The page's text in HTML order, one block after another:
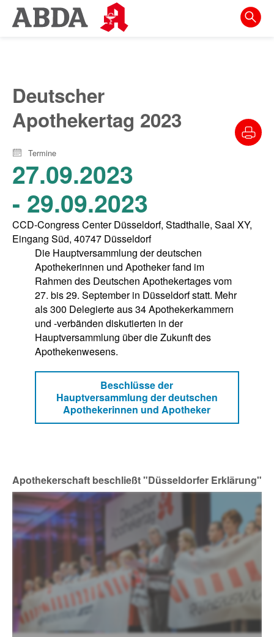
Springe
direkt
zur
Meta-
Navigation
zum
Inhalt
zur
Suche
Deutscher
Apothekertag 2023
Termine
27.09.2023
- 29.09.2023
CCD-Congress Center Düsseldorf, Stadthalle, Saal XY,
Eingang Süd, 40747 Düsseldorf
Die Hauptversammlung der deutschen
Apothekerinnen und Apotheker fand im
Rahmen des Deutschen Apothekertages vom
27. bis 29. September in Düsseldorf statt. Mehr
als 300 Delegierte aus 34 Apothekerkammern
und -verbänden diskutierten in der
Hauptversammlung über die Zukunft des
Apothekenwesens.
Beschlüsse der
Hauptversammlung der deutschen
Apothekerinnen und Apotheker
Apothekerschaft beschließt "Düsseldorfer Erklärung"